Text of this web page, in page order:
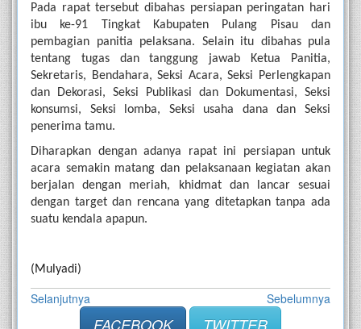
Pada rapat tersebut dibahas persiapan peringatan hari
ibu ke-91 Tingkat Kabupaten Pulang Pisau dan
pembagian panitia pelaksana. Selain itu dibahas pula
tentang tugas dan tanggung jawab Ketua Panitia,
Sekretaris, Bendahara, Seksi Acara, Seksi Perlengkapan
dan Dekorasi, Seksi Publikasi dan Dokumentasi, Seksi
konsumsi, Seksi lomba, Seksi usaha dana dan Seksi
penerima tamu.
Diharapkan dengan adanya rapat ini persiapan untuk
acara semakin matang dan pelaksanaan kegiatan akan
berjalan dengan meriah, khidmat dan lancar sesuai
dengan target dan rencana yang ditetapkan tanpa ada
suatu kendala apapun.
(Mulyadi)
Selanjutnya Sebelumnya
FACEBOOK
TWITTER